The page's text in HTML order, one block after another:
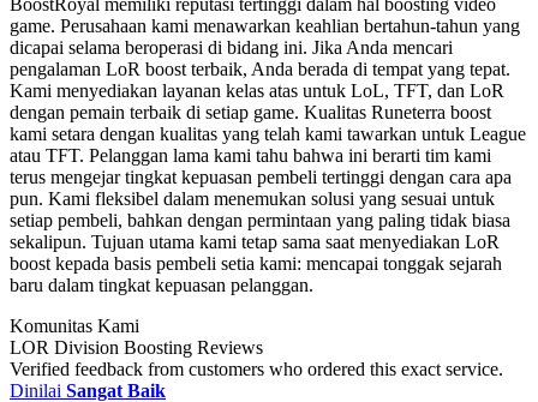
game. Perusahaan kami menawarkan keahlian bertahun-tahun yang
dicapai selama beroperasi di bidang ini. Jika Anda mencari
pengalaman LoR boost terbaik, Anda berada di tempat yang tepat.
Kami menyediakan layanan kelas atas untuk LoL, TFT, dan LoR
dengan pemain terbaik di setiap game. Kualitas Runeterra boost
kami setara dengan kualitas yang telah kami tawarkan untuk League
atau TFT. Pelanggan lama kami tahu bahwa ini berarti tim kami
terus mengejar tingkat kepuasan pembeli tertinggi dengan cara apa
pun. Kami fleksibel dalam menemukan solusi yang sesuai untuk
setiap pembeli, bahkan dengan permintaan yang paling tidak biasa
sekalipun. Tujuan utama kami tetap sama saat menyediakan LoR
boost kepada basis pembeli setia kami: mencapai tonggak sejarah
baru dalam tingkat kepuasan pelanggan.
Komunitas Kami
LOR Division Boosting Reviews
Verified feedback from customers who ordered this exact service.
Dinilai Sangat Baik